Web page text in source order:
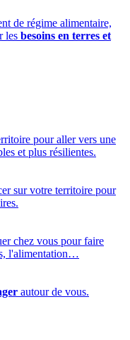
de régime alimentaire,
les besoins en terres et
pour aller vers une
et plus résilientes.
sur votre territoire pour
chez vous pour faire
l'alimentation…
autour de vous.